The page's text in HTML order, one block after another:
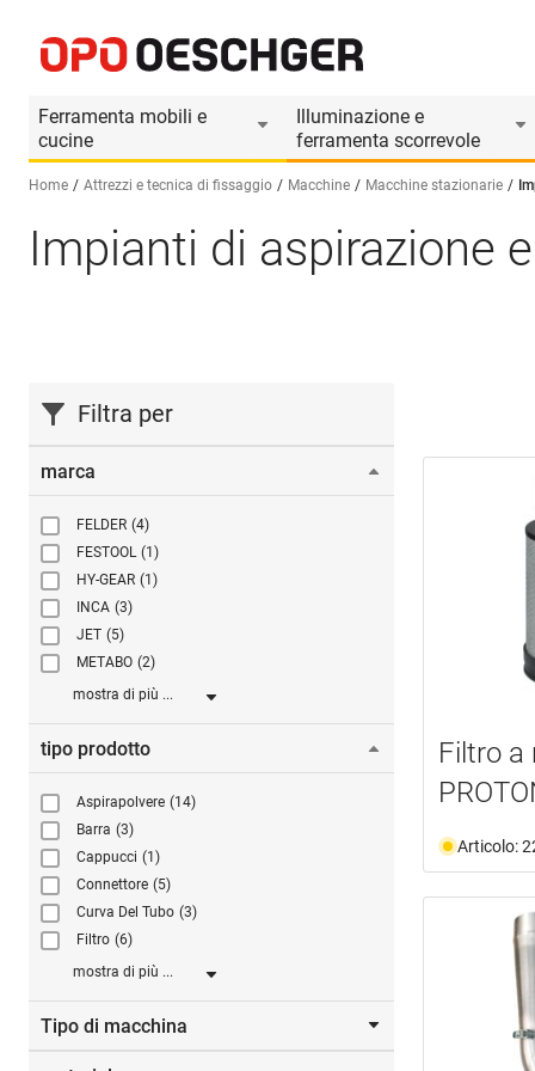
Ferramenta mobili e
cucine
Illuminazione e
ferramenta scorrevole
Seleziona una lingua (IT)
Home Attrezzi e tecnica di fissaggio Macchine Macchine stazionarie
Impianti di aspirazione
Filtra per
marca
FELDER (4)
FESTOOL (1)
HY-GEAR (1)
INCA (3)
JET (5)
METABO (2)
mostra di più ...
tipo prodotto
Aspirapolvere (14)
Barra (3)
Cappucci (1)
Connettore (5)
Curva Del Tubo (3)
Filtro (6)
mostra di più ...
Tipo di macchina
Filtro a
Articolo: